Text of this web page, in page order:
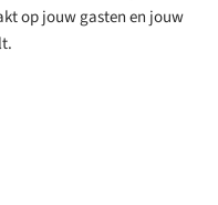
op jouw gasten en jouw